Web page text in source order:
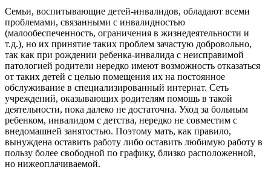
Семьи, воспитывающие детей-инвалидов, обладают всеми
проблемами, связанными с инвалидностью
(малообеспеченность, ограничения в жизнедеятельности и
т.д.), но их принятие таких проблем зачастую добровольно,
так как при рождении ребенка-инвалида с неисправимой
патологией родители нередко имеют возможность отказаться
от таких детей с целью помещения их на постоянное
обслуживание в специализированный интернат. Сеть
учреждений, оказывающих родителям помощь в такой
деятельности, пока далеко не достаточна. Уход за больным
ребенком, инвалидом с детства, нередко не совместим с
внедомашней занятостью. Поэтому мать, как правило,
вынуждена оставить работу либо оставить любимую работу в
пользу более свободной по графику, близко расположенной,
но нижеоплачиваемой.